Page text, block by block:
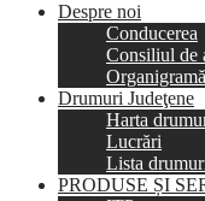
Despre noi
Conducerea
Consiliul de
Organigramă
Drumuri Judeţene
Harta
Lucrări
Lista
PRODUSE ȘI